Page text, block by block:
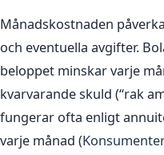
Månadskostnaden
och eventuella avgifter.
beloppet minskar varje
kvarvarande skuld (“rak
fungerar ofta enligt
varje månad (